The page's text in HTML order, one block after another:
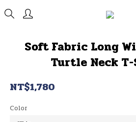
Soft Fabric Long
Turtle Neck
NT$1,780
Color